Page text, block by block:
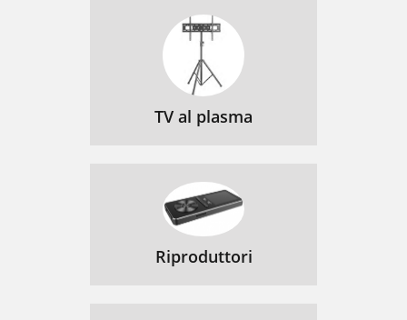
TV al plasma
Riproduttori